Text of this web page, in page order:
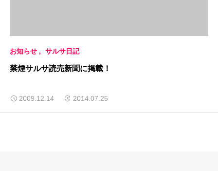
お知らせ サルサ日記
禁煙サルサ読売新聞に掲載！
2009.12.14 2014.07.25